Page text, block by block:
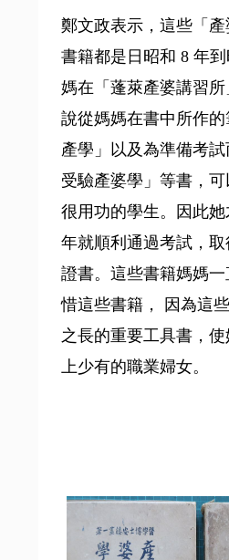
鄭文政表示，這些「
書籍都是日昭和 8 年
媽在「蓬萊產婆講習
說從媽媽在書中所作
產學」以及為準備考
受驗產婆學」等書，
很用功的學生。因此
年就順利通過考試，
證書。這些書籍媽媽
惜這些書籍， 因為這
之長的重要工具書，
上少有的職業婦女。